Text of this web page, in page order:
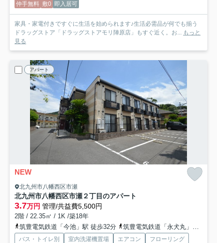
仲手無料 敷0 即入居可
家具・家電付きですぐに生活を始められます♪生活必需品が何でも揃う
ドラッグストア「ドラッグストアモリ陣原店」もすぐ近く。お... もっと
見る
アパート
NEW
北九州市八幡西区市瀬
北九州市八幡西区市瀬２丁目のアパート
3.7万円 管理/共益費5,500円
2階 / 22.35㎡ / 1K /築18年
筑豊電気鉄道「今池」駅 徒歩32分
筑豊電気鉄道「永犬丸」駅 徒歩33分
バス・トイレ別 室内洗濯機置場 エアコン
フローリング